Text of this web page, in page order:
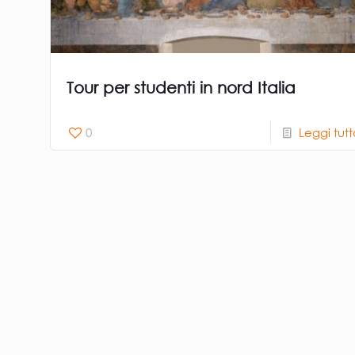
Tour per studenti in nord Italia
0 Leggi